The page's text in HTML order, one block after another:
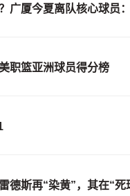
职篮亚洲球员得分榜